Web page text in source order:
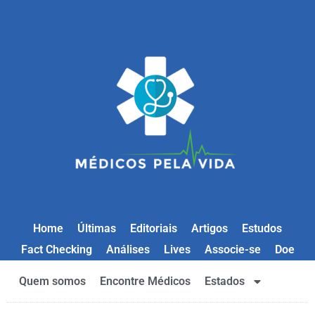
Home Últimas Editoriais Artigos
Estudos
Fact Checking
Análises Lives Associe-se Doe
Quem somos Encontre Médicos Estados